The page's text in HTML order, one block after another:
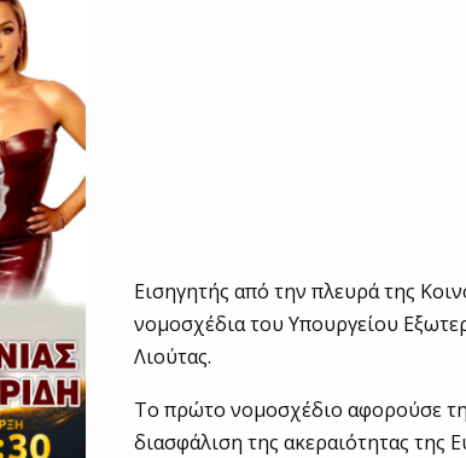
Εισηγητής από την πλευρά της
νομοσχέδια του Υπουργείου
Λιούτας.
Το πρώτο νομοσχέδιο αφορούσε
διασφάλιση της ακεραιότητας της